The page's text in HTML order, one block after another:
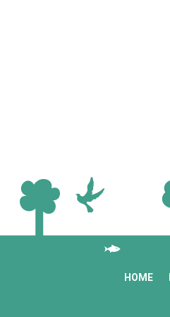
HOME